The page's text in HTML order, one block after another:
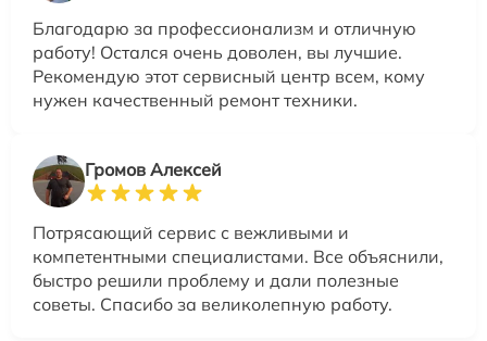
Благодарю за профессионализм и отличную
работу! Остался очень доволен, вы лучшие.
Рекомендую этот сервисный центр всем, кому
нужен качественный ремонт техники.
Громов Алексей
Потрясающий сервис с вежливыми и
компетентными специалистами. Все объяснили,
быстро решили проблему и дали полезные
советы. Спасибо за великолепную работу.